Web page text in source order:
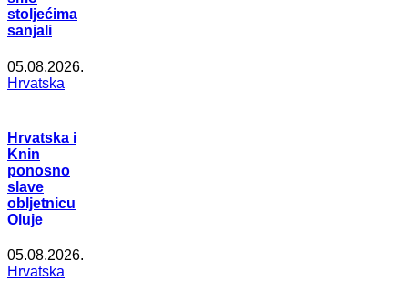
stoljećima
sanjali
05.08.2026.
Hrvatska
Hrvatska i
Knin
ponosno
slave
obljetnicu
Oluje
05.08.2026.
Hrvatska